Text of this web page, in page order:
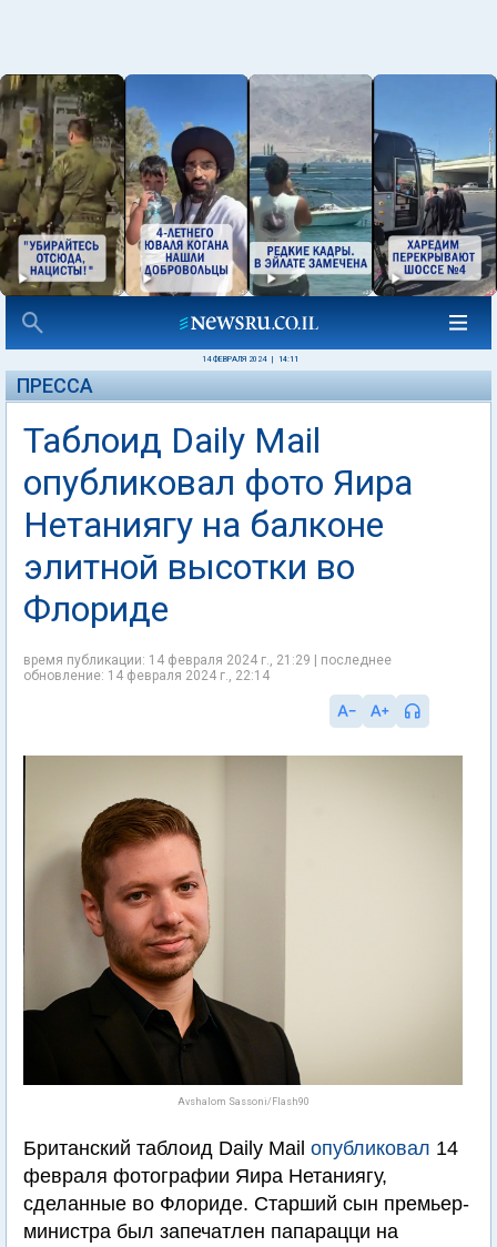
14 ФЕВРАЛЯ 2024 14:11
ПРЕССА
Таблоид Daily Mail
опубликовал фото Яира
Нетаниягу на балконе
элитной высотки во
Флориде
время публикации: 14 февраля 2024 г., 21:29 | последнее
обновление: 14 февраля 2024 г., 22:14
Avshalom Sassoni/Flash90
Британский таблоид Daily Mail опубликовал 14
февраля фотографии Яира Нетаниягу,
сделанные во Флориде. Старший сын премьер-
министра был запечатлен папарацци на